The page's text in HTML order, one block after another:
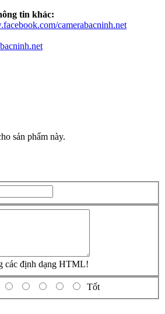
tin khác:
camerabacninh.net
sản phẩm này.
các định dạng HTML!
Tốt